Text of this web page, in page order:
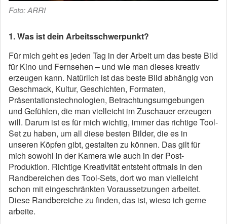
Foto: ARRI
1. Was ist dein Arbeitsschwerpunkt?
Für mich geht es jeden Tag in der Arbeit um das beste Bild
für Kino und Fernsehen – und wie man dieses kreativ
erzeugen kann. Natürlich ist das beste Bild abhängig von
Geschmack, Kultur, Geschichten, Formaten,
Präsentationstechnologien, Betrachtungsumgebungen
und Gefühlen, die man vielleicht im Zuschauer erzeugen
will. Darum ist es für mich wichtig, immer das richtige Tool-
Set zu haben, um all diese besten Bilder, die es in
unseren Köpfen gibt, gestalten zu können. Das gilt für
mich sowohl in der Kamera wie auch in der Post-
Produktion. Richtige Kreativität entsteht oftmals in den
Randbereichen des Tool-Sets, dort wo man vielleicht
schon mit eingeschränkten Voraussetzungen arbeitet.
Diese Randbereiche zu finden, das ist, wieso ich gerne
arbeite.